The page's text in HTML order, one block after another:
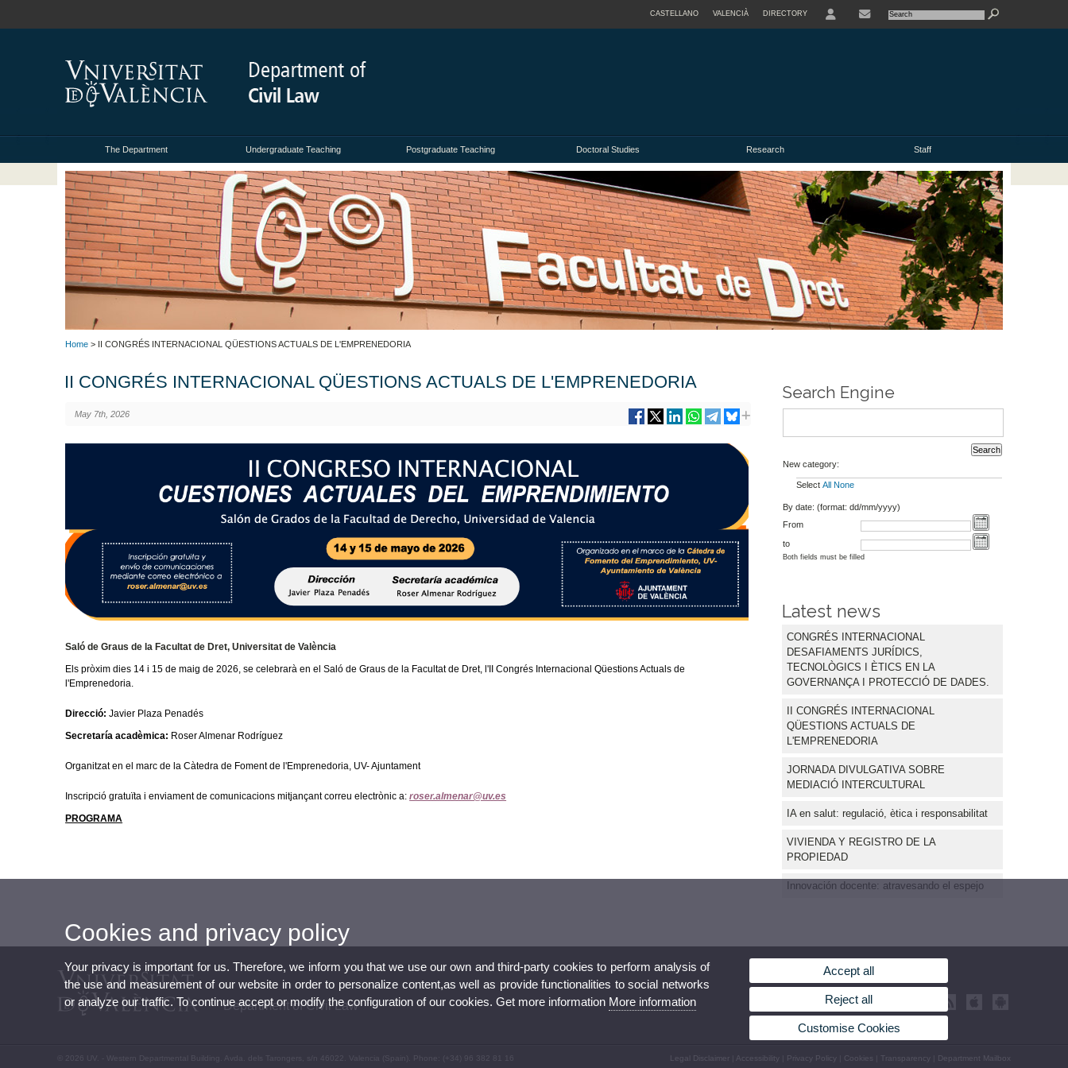
CASTELLANO VALENCIÀ DIRECTORY
The Department Undergraduate Teaching Postgraduate Teaching Doctoral Studies Research Staff
Home > II CONGRÉS INTERNACIONAL QÜESTIONS ACTUALS DE L'EMPRENEDORIA
II CONGRÉS INTERNACIONAL QÜESTIONS ACTUALS DE L'EMPRENEDORIA
May 7th, 2026
Saló de Graus de la Facultat de Dret, Universitat de València
Els pròxim dies 14 i 15 de maig de 2026, se celebrarà en el Saló de Graus de la Facultat de Dret, l'II Congrés Internacional Qüestions Actuals de
l'Emprenedoria.
Direcció: Javier Plaza Penadés
Secretaría acadèmica: Roser Almenar Rodríguez
Organitzat en el marc de la Càtedra de Foment de l'Emprenedoria, UV- Ajuntament
Inscripció gratuïta i enviament de comunicacions mitjançant correu electrònic a:roser.almenar@uv.es
PROGRAMA
Search Engine
New category:
Select All None
By date: (format: dd/mm/yyyy)
From
to
Both fields must be filled
Latest news
CONGRÉS INTERNACIONAL
DESAFIAMENTS JURÍDICS,
TECNOLÒGICS I ÈTICS EN LA
GOVERNANÇA I PROTECCIÓ DE DADES.
II CONGRÉS INTERNACIONAL
QÜESTIONS ACTUALS DE
L'EMPRENEDORIA
JORNADA DIVULGATIVA SOBRE
MEDIACIÓ INTERCULTURAL
IA en salut: regulació, ètica i responsabilitat
VIVIENDA Y REGISTRO DE LA
PROPIEDAD
Innovación docente: atravesando el espejo
Department of Civil Law
© 2026 UV. - Western Departmental Building. Avda. dels Tarongers, s/n 46022. Valencia (Spain). Phone: (+34) 96 382 81 16 Legal Disclaimer Accessibility Privacy Policy Cookies Transparency Department Mailbox
Cookies and privacy policy
Your privacy is important for us. Therefore, we inform you that we use our own and third-party cookies to perform analysis of
the use and measurement of our website in order to personalize content,as well as provide functionalities to social networks
or analyze our traffic. To continue accept or modify the configuration of our cookies. Get more information More information
Accept all
Reject all
Customise Cookies